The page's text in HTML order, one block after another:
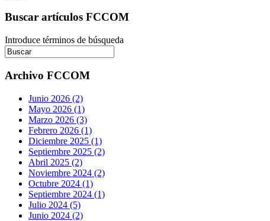
Buscar artículos FCCOM
Introduce términos de búsqueda
Archivo FCCOM
Junio 2026 (2)
Mayo 2026 (1)
Marzo 2026 (3)
Febrero 2026 (1)
Diciembre 2025 (1)
Septiembre 2025 (2)
Abril 2025 (2)
Noviembre 2024 (2)
Octubre 2024 (1)
Septiembre 2024 (1)
Julio 2024 (5)
Junio 2024 (2)